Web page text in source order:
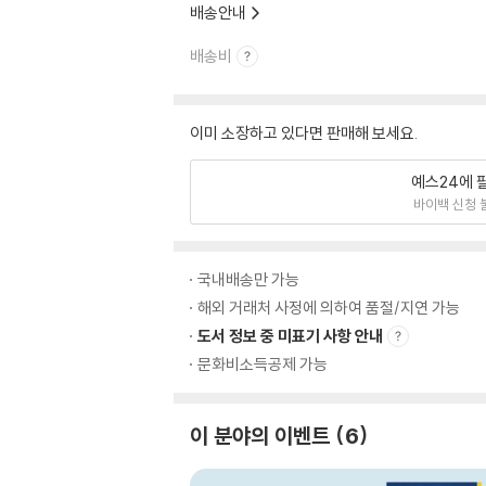
배송안내
배송비
이미 소장하고 있다면 판매해 보세요.
예스24에
바이백 신청
국내배송만 가능
해외 거래처 사정에 의하여 품절/지연 가능
도서 정보 중 미표기 사항 안내
문화비소득공제 가능
이 분야의 이벤트 6